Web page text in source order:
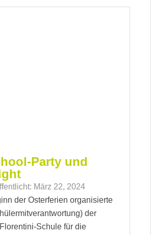
Party und
März 22, 2024
der Osterferien organisierte
der
Schule für die